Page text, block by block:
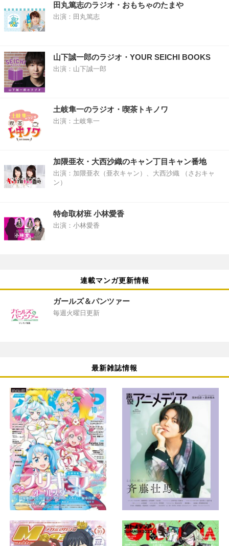
田丸篤志のラジオ・おもちゃのたまや
出演：田丸篤志
山下誠一郎のラジオ・YOUR SEICHI BOOKS
出演：山下誠一郎
土岐隼一のラジオ・喫茶トキノワ
出演：土岐隼一
加隈亜衣・大西沙織のキャン丁目キャン番地
出演：加隈亜衣（亜衣キャン）、大西沙織 （さおキャ
ン）
特命取材班 小林愛香
出演：小林愛香
連載マンガ更新情報
ガールズ＆パンツァー
毎週火曜日更新
最新雑誌情報